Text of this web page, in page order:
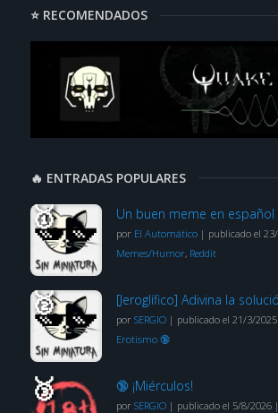
⭐ RECOMENDADOS
🔥 ENTRADAS POPULARES
Un buen meme en español
por El Automático| publicado el
Memes/Humor, Reddit
[Jeroglífico] Adivina la
por SERGIO| publicado el 21/3/2025
Erotismo 🔞
🔞 ¡Miérculos!
por SERGIO| publicado el 5/8/2026|